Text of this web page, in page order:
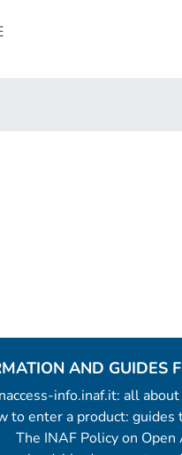
AND GUIDES
info.inaf.it: all
to enter a product: guides
The INAF Policy on Open